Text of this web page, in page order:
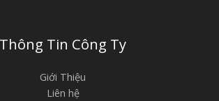
Thông Tin Công Ty
Giới Thiệu
Liên hệ